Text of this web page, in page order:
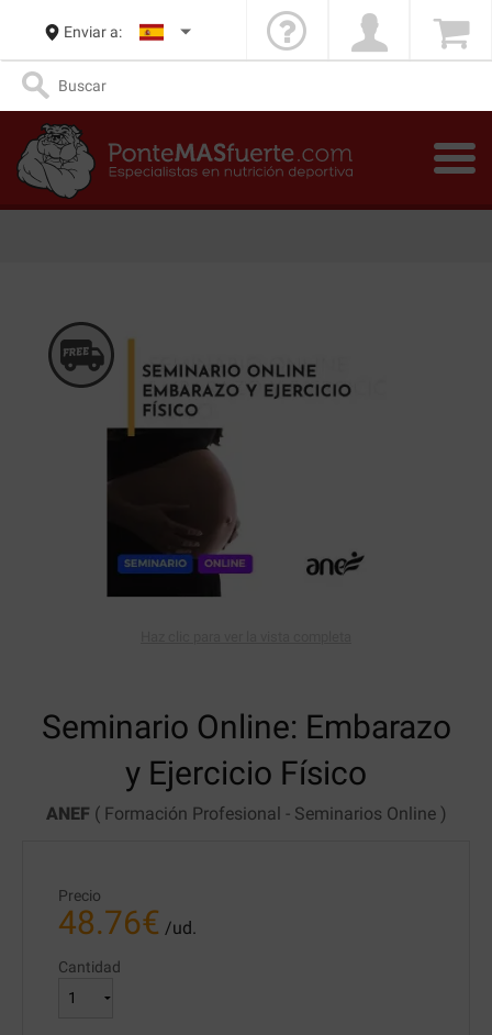
Enviar a:
Seminario Online: Embarazo
y Ejercicio Físico
ANEF ( Formación Profesional - Seminarios Online)
Precio
48.76€ /ud.
Cantidad